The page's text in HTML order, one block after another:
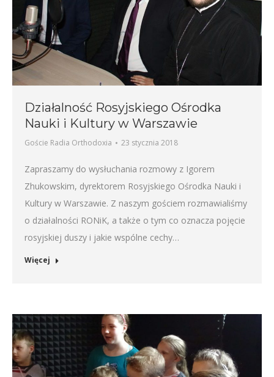
Działalność Rosyjskiego Ośrodka
Nauki i Kultury w Warszawie
Goście Radia Orthodoxia 23 stycznia 2018
Zapraszamy do wysłuchania rozmowy z Igorem
Zhukowskim, dyrektorem Rosyjskiego Ośrodka Nauki i
Kultury w Warszawie. Z naszym gościem rozmawialiśmy
o działalności RONiK, a także o tym co oznacza pojęcie
rosyjskiej duszy i jakie wspólne cechy…
Więcej